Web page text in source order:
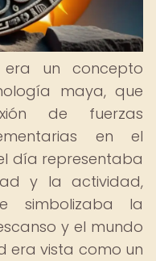
un concepto
maya, que
de fuerzas
en el
día representaba
y la actividad,
simbolizaba la
y el mundo
era vista como un